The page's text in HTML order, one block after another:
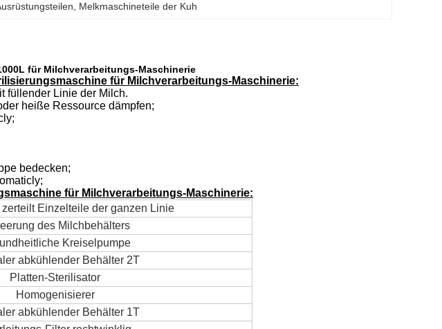
Melkmaschineteile der Kuh
für Milchverarbeitungs-Maschinerie
für Milchverarbeitungs-Maschinerie:
füllender Linie der Milch.
heiße Ressource dämpfen;
bedecken;
für Milchverarbeitungs-Maschinerie:
Einzelteile der ganzen Linie
des Milchbehälters
Kreiselpumpe
abkühlender Behälter 2T
Platten-Sterilisator
Homogenisierer
abkühlender Behälter 1T